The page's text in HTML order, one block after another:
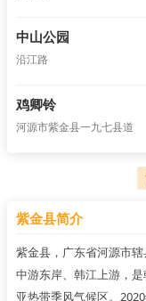
中山公园
沿江路
鸡卿铃
河源市紫金县一九七县道
紫金县简介
紫金县，广东省河源市
中游东岸、韩江上游，
亚热带季风气候区。